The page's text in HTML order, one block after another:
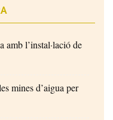
amb l’instal·lació de
mines d’aigua per